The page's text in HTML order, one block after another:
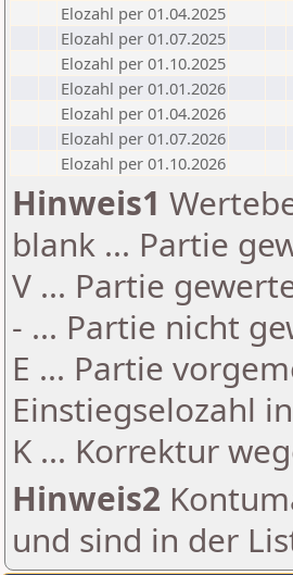
Elozahl per 01.04.2025
Elozahl per 01.07.2025
Elozahl per 01.10.2025
Elozahl per 01.01.2026
Elozahl per 01.04.2026
Elozahl per 01.07.2026
Elozahl per 01.10.2026
Hinweis1
blank ... Partie
V ... Partie
- ... Partie nicht
E ... Partie
Einstiegselozahl
K ... Korrektur
Hinweis2
und sind in der